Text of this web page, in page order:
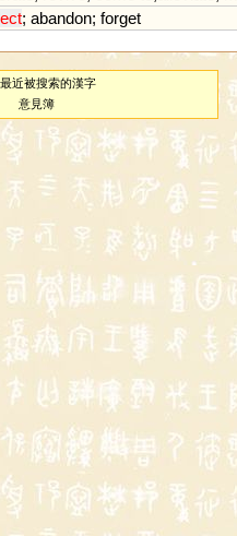
; abandon; forget
最近被搜索的漢字
意見簿